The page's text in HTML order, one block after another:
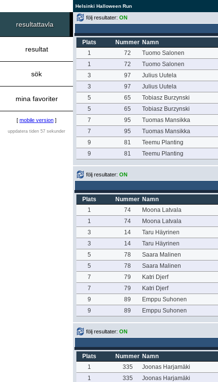
Helsinki Halloween Run
resultattavla
resultat
sök
mina favoriter
[ mobile version ]
uppdatera tiden 57 sekunder
följ resultater: ON
Plats Nummer Namn
1
72
Tuomo Salonen
1
72
Tuomo Salonen
3
97
Julius Uutela
3
97
Julius Uutela
5
65
Tobiasz Burzynski
5
65
Tobiasz Burzynski
7
95
Tuomas Mansikka
7
95
Tuomas Mansikka
9
81
Teemu Planting
9
81 Teemu Planting
följ resultater: ON
Plats Nummer Namn
1
74
Moona Latvala
1
74
Moona Latvala
3
14
Taru Häyrinen
3
14
Taru Häyrinen
5
78
Saara Malinen
5
78
Saara Malinen
7
79
Katri Djerf
7
79
Katri Djerf
9
89
Emppu Suhonen
9
89 Emppu Suhonen
följ resultater: ON
Plats Nummer Namn
1
335
Joonas Harjamäki
1
335
Joonas Harjamäki